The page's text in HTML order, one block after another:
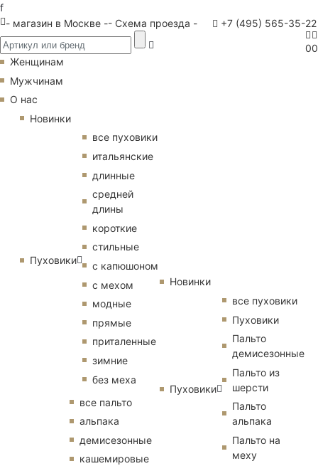
f
- магазин в Москве -- Схема проезда - +7 (495) 565-35-22
00
Женщинам
Мужчинам
О нас
Новинки
Пуховики
все пуховики
итальянские
длинные
средней
длины
короткие
стильные
с капюшоном
с мехом
модные
прямые
приталенные
зимние
без меха
все пальто
альпака
демисезонные
кашемировые
Новинки
Пуховики
все пуховики
Пуховики
Пальто
демисезонные
Пальто из
шерсти
Пальто
альпака
Пальто на
меху